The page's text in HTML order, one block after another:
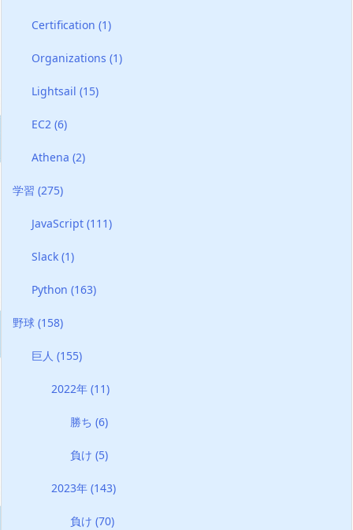
Certification(1)
Organizations(1)
Lightsail(15)
EC2(6)
Athena(2)
学習 (275)
JavaScript(111)
Slack(1)
Python(163)
野球 (158)
巨人(155)
2022年 (11)
勝ち(6)
負け(5)
2023年 (143)
負け(70)